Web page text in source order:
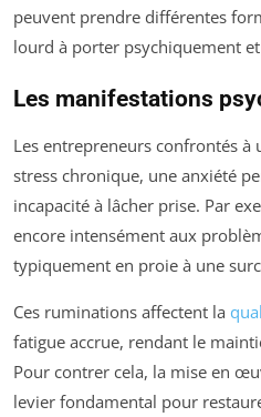
peuvent prendre différentes
lourd à porter psychiquement
Les manifestations
Les entrepreneurs confrontés
stress chronique, une anxiété
incapacité à lâcher prise. Par
encore intensément aux
typiquement en proie à une
Ces ruminations affectent la
fatigue accrue, rendant le
Pour contrer cela, la mise en
levier fondamental pour